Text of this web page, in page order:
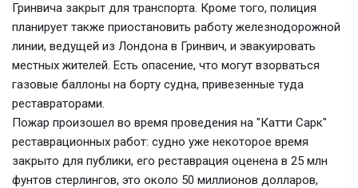
Гринвича закрыт для транспорта. Кроме того, полиция
планирует также приостановить работу железнодорожной
линии, ведущей из Лондона в Гринвич, и эвакуировать
местных жителей. Есть опасение, что могут взорваться
газовые баллоны на борту судна, привезенные туда
реставраторами.
Пожар произошел во время проведения на "Катти Сарк"
реставрационных работ: судно уже некоторое время
закрыто для публики, его реставрация оценена в 25 млн
фунтов стерлингов, это около 50 миллионов долларов,